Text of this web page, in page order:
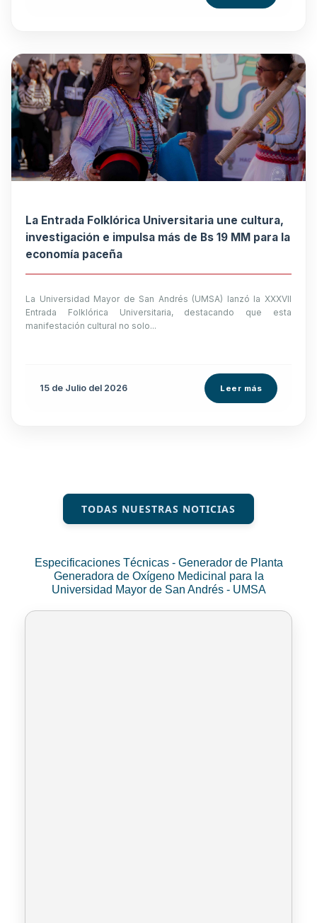
La Entrada Folklórica Universitaria une cultura,
investigación e impulsa más de Bs 19 MM para la
economía paceña
La Universidad Mayor de San Andrés (UMSA) lanzó la XXXVII
Entrada Folklórica Universitaria, destacando que esta
manifestación cultural no solo...
15 de Julio del 2026 Leer más
TODAS NUESTRAS NOTICIAS
Especificaciones Técnicas - Generador de Planta
Generadora de Oxígeno Medicinal para la
Universidad Mayor de San Andrés - UMSA